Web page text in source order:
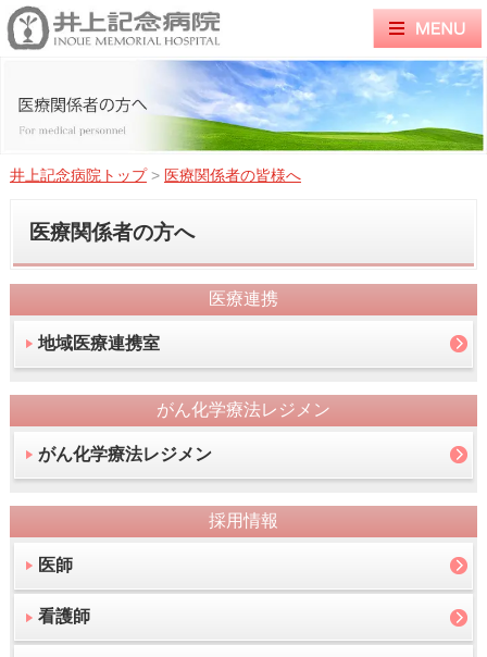
井上記念病院トップ > 医療関係者の皆様へ
医療関係者の方へ
医療連携
地域医療連携室
がん化学療法レジメン
がん化学療法レジメン
採用情報
医師
看護師